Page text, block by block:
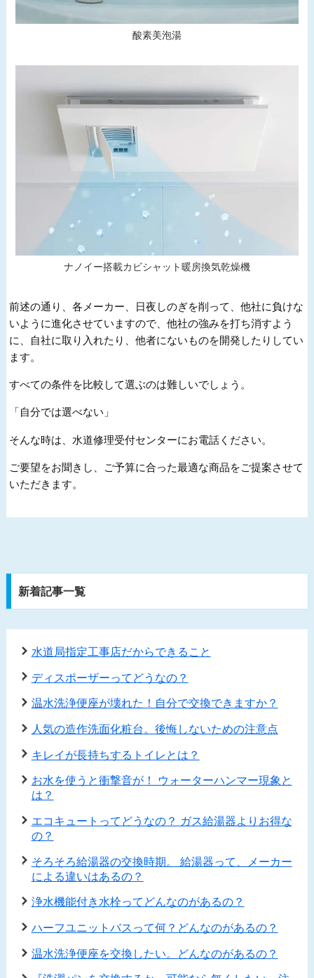
酸素美泡湯
ナノイー搭載カビシャット暖房換気乾燥機
前述の通り、各メーカー、日夜しのぎを削って、他社に負けな
いように進化させていますので、他社の強みを打ち消すよう
に、自社に取り入れたり、他者にないものを開発したりしてい
ます。
すべての条件を比較して選ぶのは難しいでしょう。
「自分では選べない」
そんな時は、水道修理受付センターにお電話ください。
ご要望をお聞きし、ご予算に合った最適な商品をご提案させて
いただきます。
新着記事一覧
水道局指定工事店だからできること
ディスポーザーってどうなの？
温水洗浄便座が壊れた！自分で交換できますか？
人気の造作洗面化粧台。後悔しないための注意点
キレイが長持ちするトイレとは？
お水を使うと衝撃音が！ ウォーターハンマー現象と
は？
エコキュートってどうなの？ ガス給湯器よりお得な
の？
そろそろ給湯器の交換時期。 給湯器って、メーカー
による違いはあるの？
浄水機能付き水栓ってどんなのがあるの？
ハーフユニットバスって何？どんなのがあるの？
温水洗浄便座を交換したい。どんなのがあるの？